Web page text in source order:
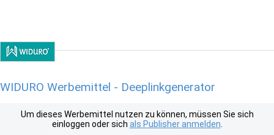
WIDURO Werbemittel - Deeplinkgenerator
Um dieses Werbemittel nutzen zu können, müssen Sie sich
einloggen oder sich als Publisher anmelden